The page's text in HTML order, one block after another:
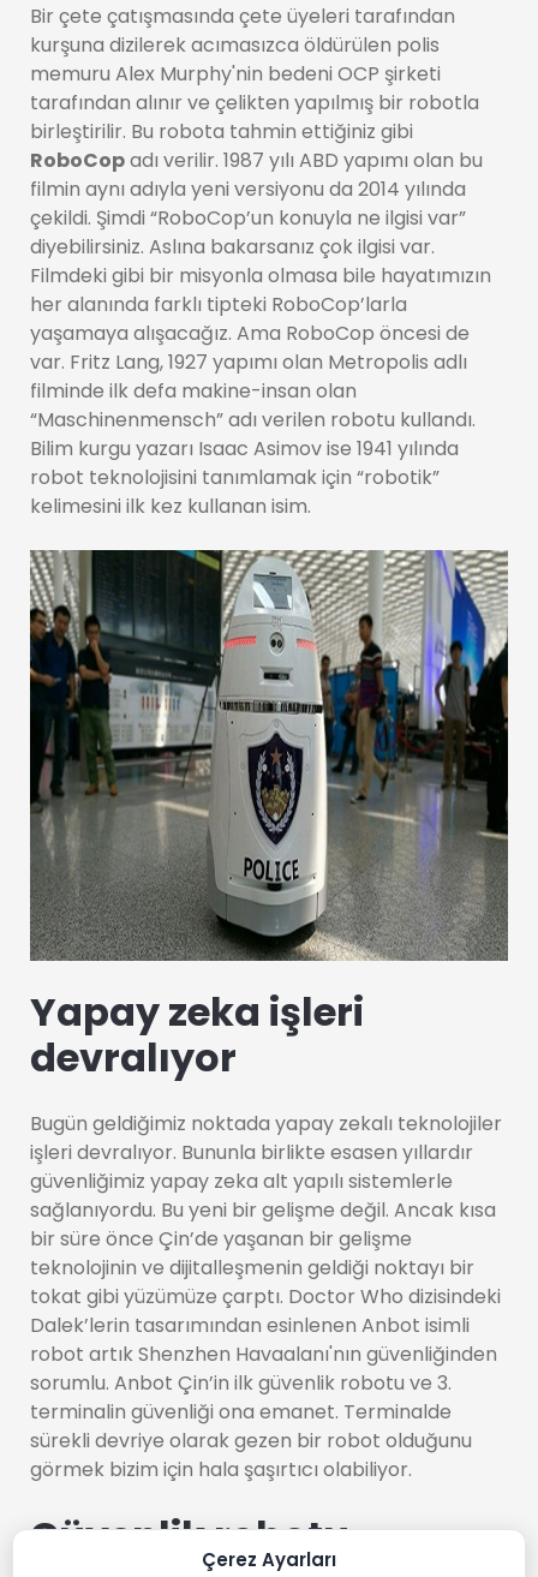
Bir çete çatışmasında çete üyeleri tarafından
kurşuna dizilerek acımasızca öldürülen polis
memuru Alex Murphy'nin bedeni OCP şirketi
tarafından alınır ve çelikten yapılmış bir robotla
birleştirilir. Bu robota tahmin ettiğiniz gibi
RoboCopadı verilir. 1987 yılı ABD yapımı olan bu
filmin aynı adıyla yeni versiyonu da 2014 yılında
çekildi. Şimdi “RoboCop’un konuyla ne ilgisi var”
diyebilirsiniz. Aslına bakarsanız çok ilgisi var.
Filmdeki gibi bir misyonla olmasa bile hayatımızın
her alanında farklı tipteki RoboCop’larla
yaşamaya alışacağız. Ama RoboCop öncesi de
var. Fritz Lang, 1927 yapımı olan Metropolis adlı
filminde ilk defa makine-insan olan
“Maschinenmensch” adı verilen robotu kullandı.
Bilim kurgu yazarı Isaac Asimov ise 1941 yılında
robot teknolojisini tanımlamak için “robotik”
kelimesini ilk kez kullanan isim.
Yapay zeka işleri
devralıyor
Bugün geldiğimiz noktada yapay zekalı teknolojiler
işleri devralıyor. Bununla birlikte esasen yıllardır
güvenliğimiz yapay zeka alt yapılı sistemlerle
sağlanıyordu. Bu yeni bir gelişme değil. Ancak kısa
bir süre önce Çin’de yaşanan bir gelişme
teknolojinin ve dijitalleşmenin geldiği noktayı bir
tokat gibi yüzümüze çarptı. Doctor Who dizisindeki
Dalek’lerin tasarımından esinlenen Anbot isimli
robot artık Shenzhen Havaalanı'nın güvenliğinden
sorumlu. Anbot Çin’in ilk güvenlik robotu ve 3.
terminalin güvenliği ona emanet. Terminalde
sürekli devriye olarak gezen bir robot olduğunu
görmek bizim için hala şaşırtıcı olabiliyor.
Güvenlik robotu
Çerez Ayarları